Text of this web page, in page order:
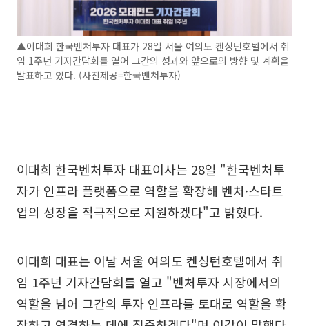
▲이대희 한국벤처투자 대표가 28일 서울 여의도 켄싱턴호텔에서 취
임 1주년 기자간담회를 열어 그간의 성과와 앞으로의 방향 및 계획을
발표하고 있다. (사진제공=한국벤처투자)
이대희 한국벤처투자 대표이사는 28일 "한국벤처투
자가 인프라 플랫폼으로 역할을 확장해 벤처·스타트
업의 성장을 적극적으로 지원하겠다"고 밝혔다.
이대희 대표는 이날 서울 여의도 켄싱턴호텔에서 취
임 1주년 기자간담회를 열고 "벤처투자 시장에서의
역할을 넘어 그간의 투자 인프라를 토대로 역할을 확